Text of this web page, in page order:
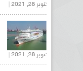
أكتوبر 28, 2021 |
أكتوبر 28, 2021 |